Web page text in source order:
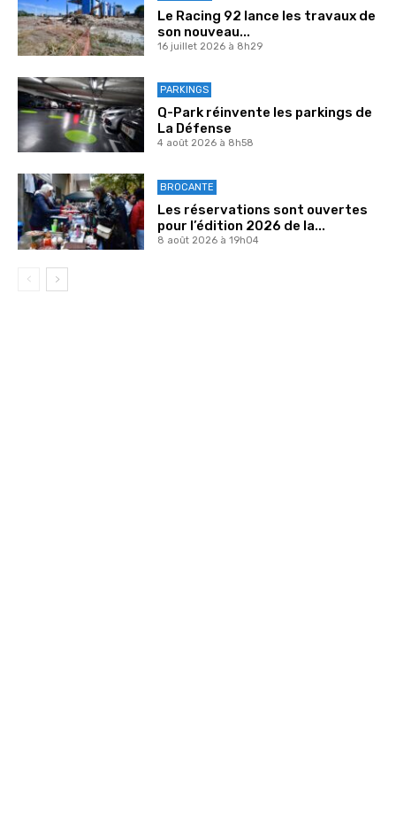
Le Racing 92 lance les travaux de
son nouveau...
16 juillet 2026 à 8h29
PARKINGS
Q-Park réinvente les parkings de
La Défense
4 août 2026 à 8h58
BROCANTE
Les réservations sont ouvertes
pour l’édition 2026 de la...
8 août 2026 à 19h04